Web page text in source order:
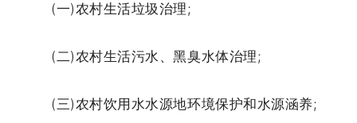
(一)农村生活垃圾治理;
(二)农村生活污水、黑臭水体治理;
(三)农村饮用水水源地环境保护和水源涵养;